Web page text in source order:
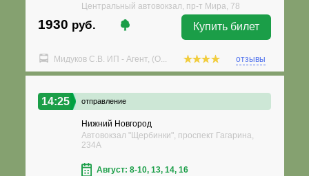
Центральный автовокзал, пр-т Мира, 78
1930 руб. Купить билет
Мидуков С.В. ИП - Агент, (О... отзывы
14:25 отправление
Нижний Новгород
Автовокзал "Щербинки", проспект Гагарина,
234А
Август: 8-10, 13, 14, 16